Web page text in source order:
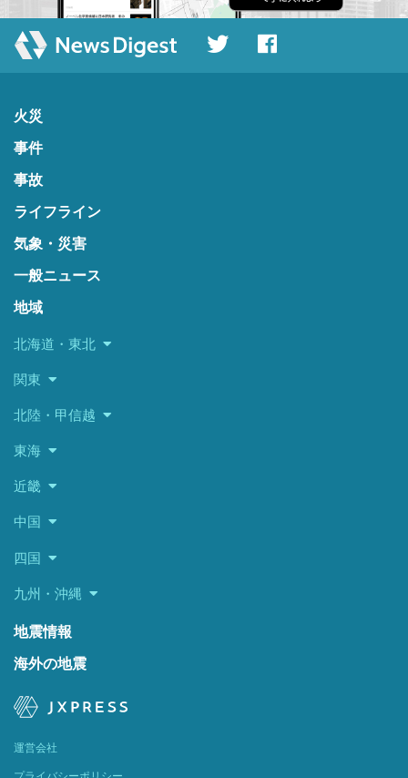
火災
事件
事故
ライフライン
気象・災害
一般ニュース
地域
北海道・東北
関東
北陸・甲信越
東海
近畿
中国
四国
九州・沖縄
地震情報
海外の地震
運営会社